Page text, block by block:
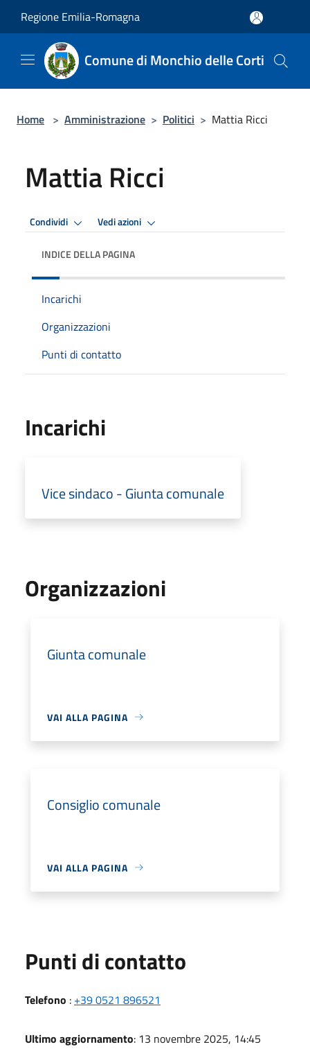
Regione Emilia-Romagna
Comune di Monchio delle Corti
Home > Amministrazione > Politici > Mattia Ricci
Mattia Ricci
Condividi Vedi azioni
INDICE DELLA PAGINA
Incarichi
Organizzazioni
Punti di contatto
Incarichi
Vice sindaco - Giunta comunale
Organizzazioni
Giunta comunale
VAI ALLA PAGINA
Consiglio comunale
VAI ALLA PAGINA
Punti di contatto
Telefono : +39 0521 896521
Ultimo aggiornamento: 13 novembre 2025, 14:45